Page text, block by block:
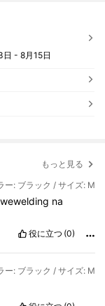
日 - 8月15日
もっと見る
ー: ブラック / サイズ: M
wewelding na
役に立つ (0)
ー: ブラック / サイズ: M